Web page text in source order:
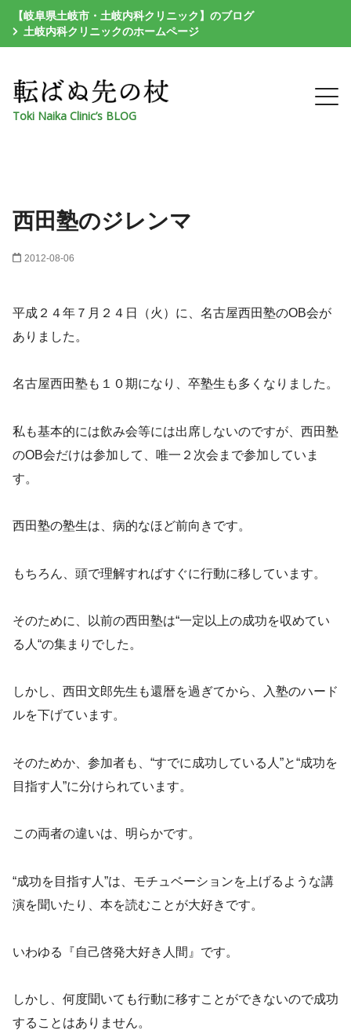
【岐阜県土岐市・土岐内科クリニック】のブログ
土岐内科クリニックのホームページ
Toki Naika Clinic’s BLOG
西田塾のジレンマ
2012-08-06
平成２４年７月２４日（火）に、名古屋西田塾のOB会が
ありました。
名古屋西田塾も１０期になり、卒塾生も多くなりました。
私も基本的には飲み会等には出席しないのですが、西田塾
のOB会だけは参加して、唯一２次会まで参加していま
す。
西田塾の塾生は、病的なほど前向きです。
もちろん、頭で理解すればすぐに行動に移しています。
そのために、以前の西田塾は“一定以上の成功を収めてい
る人“の集まりでした。
しかし、西田文郎先生も還暦を過ぎてから、入塾のハード
ルを下げています。
そのためか、参加者も、“すでに成功している人”と“成功を
目指す人”に分けられています。
この両者の違いは、明らかです。
“成功を目指す人”は、モチュベーションを上げるような講
演を聞いたり、本を読むことが大好きです。
いわゆる『自己啓発大好き人間』です。
しかし、何度聞いても行動に移すことができないので成功
することはありません。